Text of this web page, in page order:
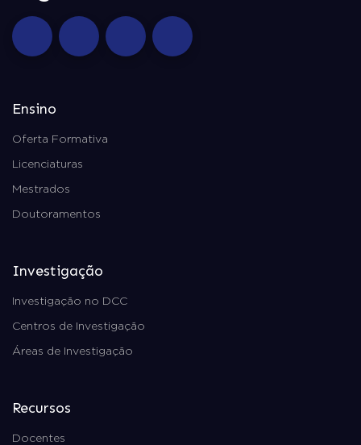
Ensino
Oferta Formativa
Licenciaturas
Mestrados
Doutoramentos
Investigação
Investigação no DCC
Centros de Investigação
Áreas de Investigação
Recursos
Docentes